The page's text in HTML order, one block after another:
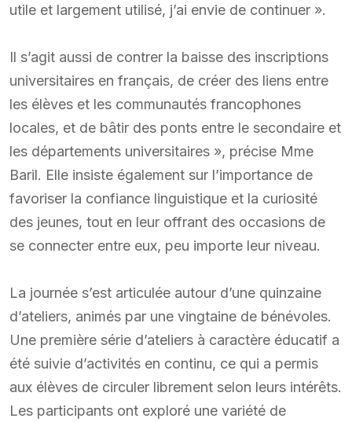
utile et largement utilisé, j’ai envie de continuer ».
Il s’agit aussi de contrer la baisse des inscriptions
universitaires en français, de créer des liens entre
les élèves et les communautés francophones
locales, et de bâtir des ponts entre le secondaire et
les départements universitaires », précise Mme
Baril. Elle insiste également sur l’importance de
favoriser la confiance linguistique et la curiosité
des jeunes, tout en leur offrant des occasions de
se connecter entre eux, peu importe leur niveau.
La journée s’est articulée autour d’une quinzaine
d’ateliers, animés par une vingtaine de bénévoles.
Une première série d’ateliers à caractère éducatif a
été suivie d’activités en continu, ce qui a permis
aux élèves de circuler librement selon leurs intérêts.
Les participants ont exploré une variété de